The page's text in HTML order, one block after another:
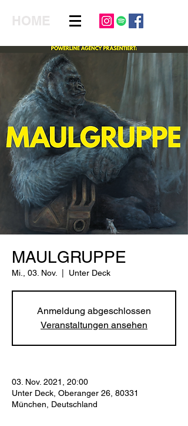
HOME
MAULGRUPPE
Mi., 03. Nov. Unter Deck
Anmeldung abgeschlossen
Veranstaltungen ansehen
03. Nov. 2021, 20:00
Unter Deck, Oberanger 26, 80331
München, Deutschland